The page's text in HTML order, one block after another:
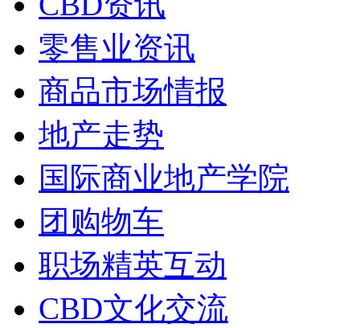
零售业资讯
商品市场情报
地产走势
国际商业地产学院
团购物车
职场精英互动
CBD文化交流